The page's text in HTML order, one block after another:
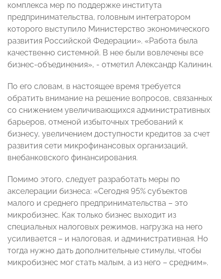
комплекса мер по поддержке института
предпринимательства, головным интегратором
которого выступило Министерство экономического
развития Российской Федерации». «Работа была
качественно системной. В нее были вовлечены все
бизнес-объединения», - отметил Александр Калинин.
По его словам, в настоящее время требуется
обратить внимание на решение вопросов, связанных
со снижением увеличивающихся административных
барьеров, отменой избыточных требований к
бизнесу, увеличением доступности кредитов за счет
развития сети микрофинансовых организаций,
внебанковского финансирования.
Помимо этого, следует разработать меры по
акселерации бизнеса: «Сегодня 95% субъектов
малого и среднего предпринимательства – это
микробизнес. Как только бизнес выходит из
специальных налоговых режимов, нагрузка на него
усиливается – и налоговая, и административная. Но
тогда нужно дать дополнительные стимулы, чтобы
микробизнес мог стать малым, а из него – средним».